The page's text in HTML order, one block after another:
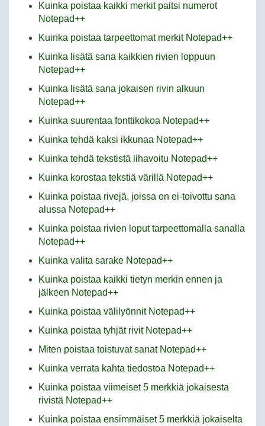
Kuinka poistaa kaikki merkit paitsi numerot
Notepad++
Kuinka poistaa tarpeettomat merkit Notepad++
Kuinka lisätä sana kaikkien rivien loppuun
Notepad++
Kuinka lisätä sana jokaisen rivin alkuun
Notepad++
Kuinka suurentaa fonttikokoa Notepad++
Kuinka tehdä kaksi ikkunaa Notepad++
Kuinka tehdä tekstistä lihavoitu Notepad++
Kuinka korostaa tekstiä värillä Notepad++
Kuinka poistaa rivejä, joissa on ei-toivottu sana
alussa Notepad++
Kuinka poistaa rivien loput tarpeettomalla sanalla
Notepad++
Kuinka valita sarake Notepad++
Kuinka poistaa kaikki tietyn merkin ennen ja
jälkeen Notepad++
Kuinka poistaa välilyönnit Notepad++
Kuinka poistaa tyhjät rivit Notepad++
Miten poistaa toistuvat sanat Notepad++
Kuinka verrata kahta tiedostoa Notepad++
Kuinka poistaa viimeiset 5 merkkiä jokaisesta
rivistä Notepad++
Kuinka poistaa ensimmäiset 5 merkkiä jokaiselta